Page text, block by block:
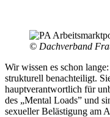
© Dachverband
Wir wissen es schon
strukturell benachteiligt.
hauptverantwortlich für
des „Mental Loads” und
sexueller Belästigung am